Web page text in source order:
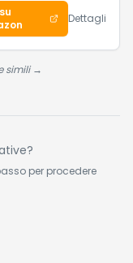
con SIM,
150 Mbps,
2400mAh,
12 Ore di
Dettagli
simili →
per procedere